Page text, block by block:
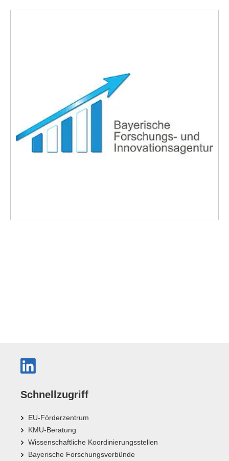
Schnellzugriff
EU-Förderzentrum
KMU-Beratung
Wissenschaftliche Koordinierungsstellen
Bayerische Forschungsverbünde